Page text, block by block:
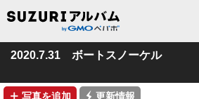
2020.7.31 ボートスノーケル
写真を追加 更新情報